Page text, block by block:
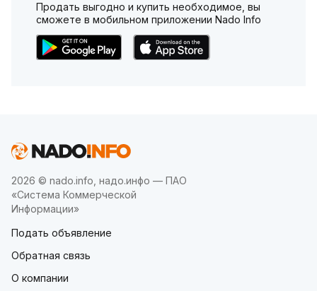
Продать выгодно и купить необходимое, вы
сможете в мобильном приложении Nado Info
2026 © nado.info, надо.инфо — ПАО
«Система Коммерческой
Информации»
Подать объявление
Обратная связь
О компании